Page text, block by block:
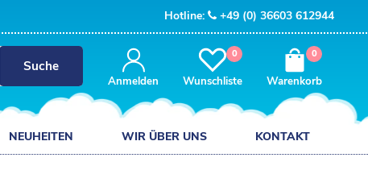
Hotline: +49 (0) 36603 612944
Suche
Anmelden
0
Wunschliste
0
Warenkorb
KONTAKT
WIR ÜBER UNS
NEUHEITEN